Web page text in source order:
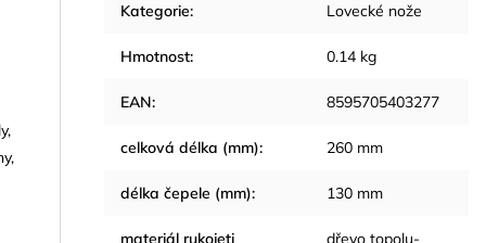
Kategorie: Lovecké nože
Hmotnost: 0.14 kg
EAN: 8595705403277
celková délka (mm): 260 mm
délka čepele (mm): 130 mm
materiál rukojeti
dřevo topolu-